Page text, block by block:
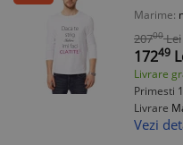
Marime:
20700 Lei
17249
Livrare
Primesti
Livrare
Vezi